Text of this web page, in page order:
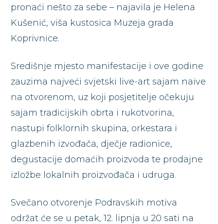
pronaći nešto za sebe – najavila je Helena
Kušenić, viša kustosica Muzeja grada
Koprivnice.
Središnje mjesto manifestacije i ove godine
zauzima najveći svjetski live-art sajam naive
na otvorenom, uz koji posjetitelje očekuju
sajam tradicijskih obrta i rukotvorina,
nastupi folklornih skupina, orkestara i
glazbenih izvođača, dječje radionice,
degustacije domaćih proizvoda te prodajne
izložbe lokalnih proizvođača i udruga.
Svečano otvorenje Podravskih motiva
održat će se u petak, 12. lipnja u 20 sati na